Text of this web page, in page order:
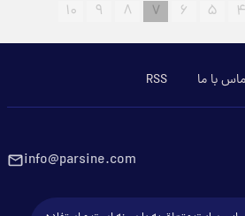
۴ ۵ ۶ ۷ ۸ ۹ ۱۰
با ما RSS
info@parsine.com